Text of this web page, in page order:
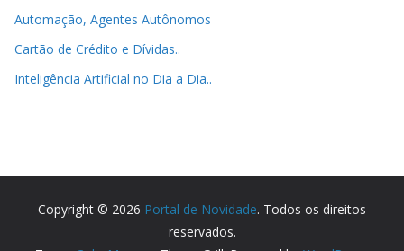
Automação, Agentes Autônomos
Cartão de Crédito e Dívidas..
Inteligência Artificial no Dia a Dia..
Copyright © 2026 Portal de Novidade. Todos os direitos
reservados.